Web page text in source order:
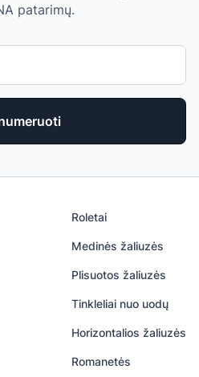
patarimų.
Roletai
Medinės žaliuzės
Plisuotos žaliuzės
Tinkleliai nuo uodų
Horizontalios žaliuzės
Romanetės